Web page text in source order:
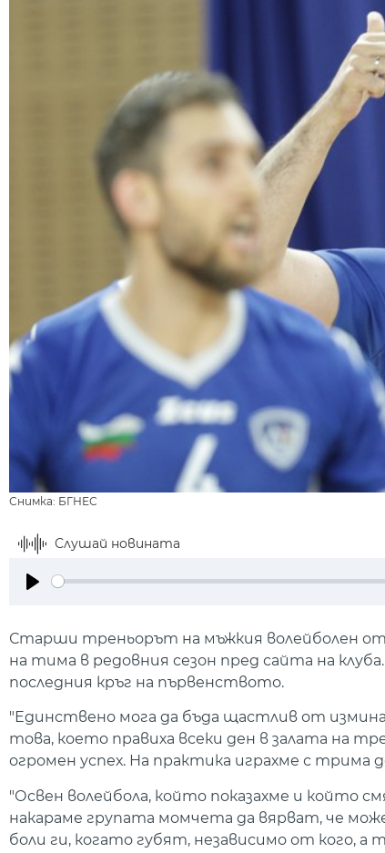
Снимка: БГНЕС
Слушай новината
Старши треньорът на мъжкия волейболен
на тима в редовния сезон пред сайта на
последния кръг на първенството.
"Единствено мога да бъда щастлив от
това, което правиха всеки ден в залата на
огромен успех. На практика играхме с
"Освен волейбола, който показахме и който
накараме групата момчета да вярват, че
боли ги, когато губят, независимо от кого,